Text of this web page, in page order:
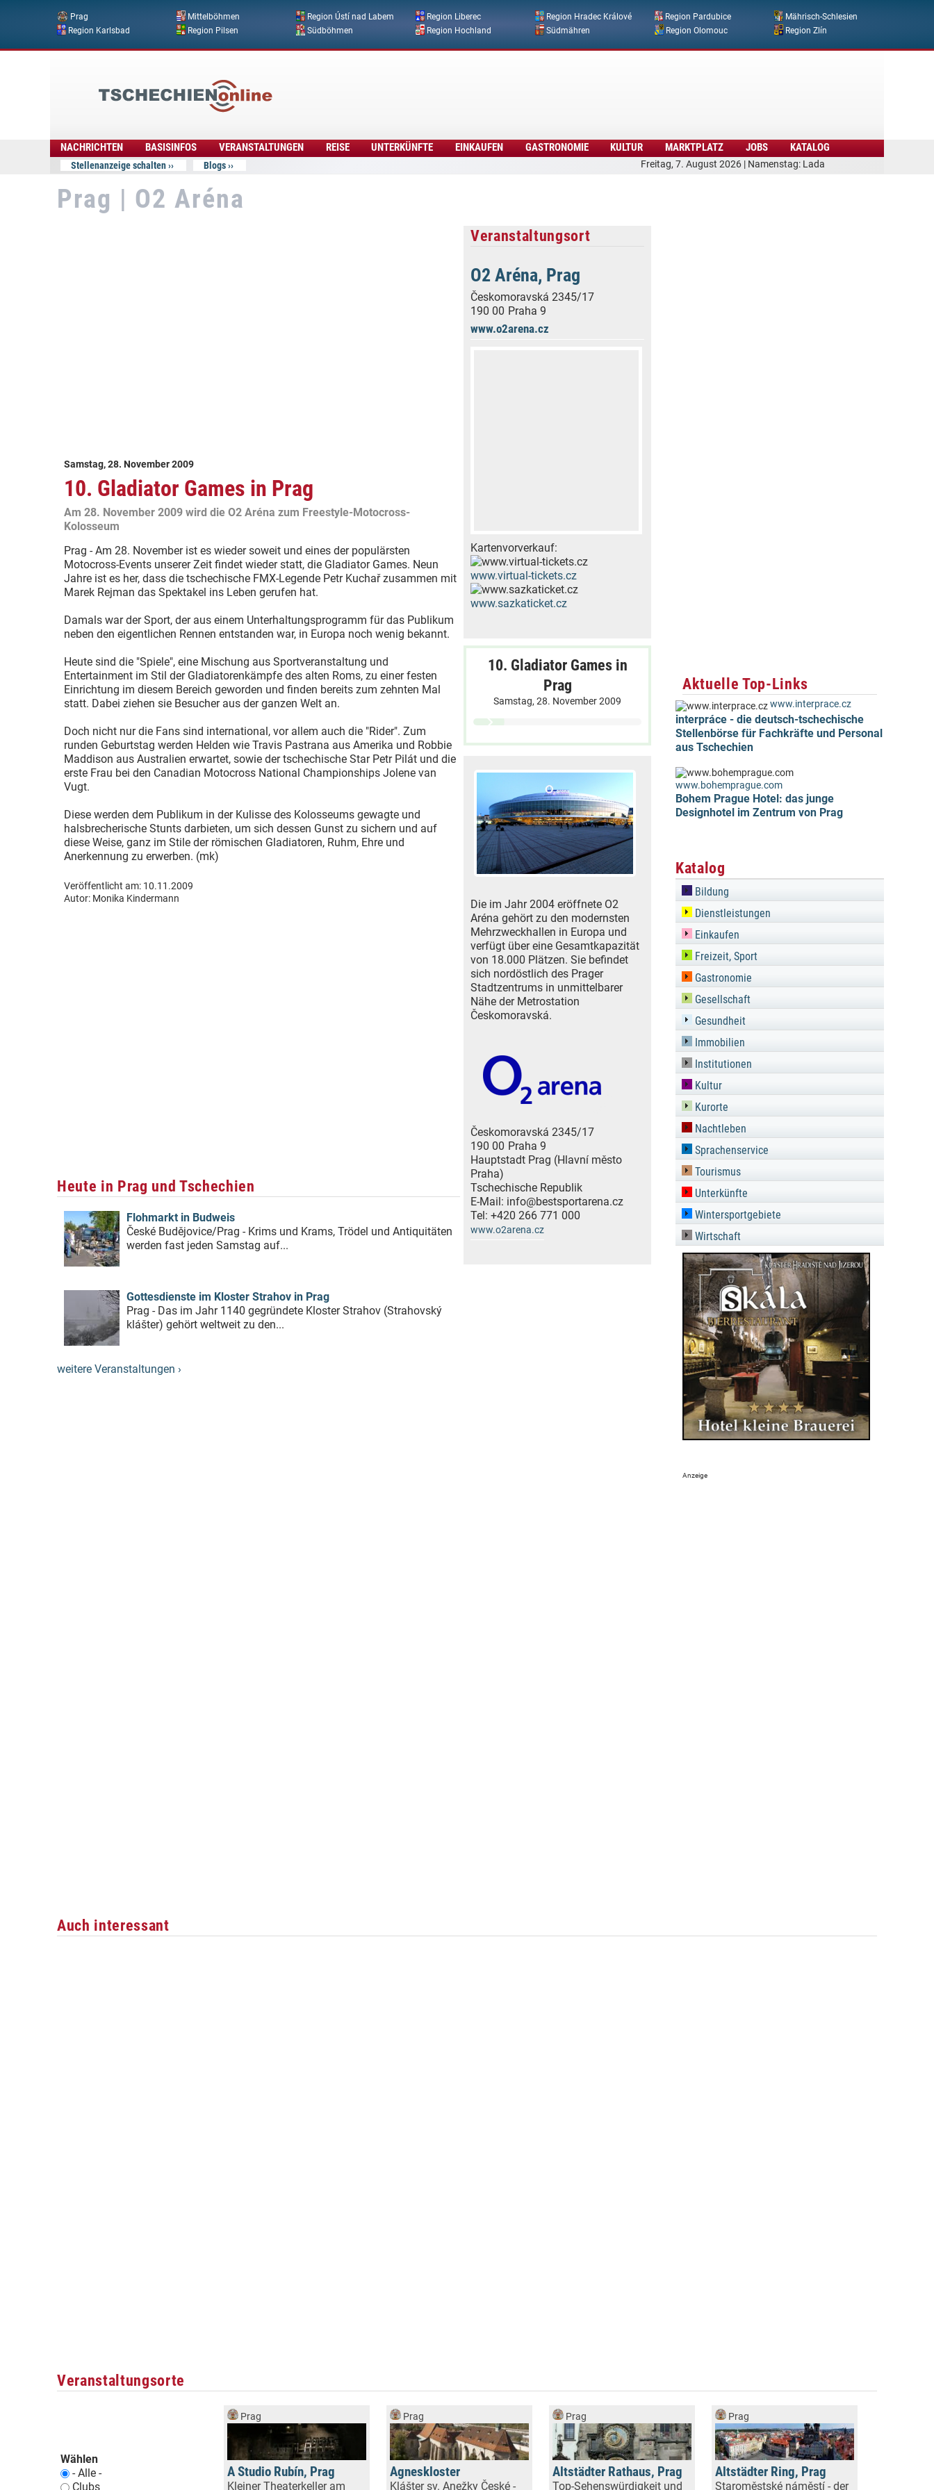
Direkt zum Inhalt
Prag Mittelböhmen Region Ústí nad Labem Region Liberec Region Hradec Králové Region Pardubice
Mährisch-Schlesien
Region Karlsbad
Region Pilsen Südböhmen Region Hochland Südmähren Region Olomouc Region Zlín
Freitag, 7. August 2026 | Namenstag: Lada
Online
NACHRICHTEN BASISINFOS VERANSTALTUNGEN REISE UNTERKÜNFTE EINKAUFEN GASTRONOMIE KULTUR MARKTPLATZ JOBS KATALOG
Stellenanzeige schalten Blogs
Prag | O2 Aréna
Samstag, 28. November 2009
10. Gladiator Games in Prag
Am 28. November 2009 wird die O2 Aréna zum Freestyle-Motocross-
Kolosseum
Prag - Am 28. November ist es wieder soweit und eines der populärsten
Motocross-Events unserer Zeit findet wieder statt, die Gladiator Games. Neun
Jahre ist es her, dass die tschechische FMX-Legende Petr Kuchař zusammen mit
Marek Rejman das Spektakel ins Leben gerufen hat.
Damals war der Sport, der aus einem Unterhaltungsprogramm für das Publikum
neben den eigentlichen Rennen entstanden war, in Europa noch wenig bekannt.
Heute sind die "Spiele", eine Mischung aus Sportveranstaltung und
Entertainment im Stil der Gladiatorenkämpfe des alten Roms, zu einer festen
Einrichtung im diesem Bereich geworden und finden bereits zum zehnten Mal
statt. Dabei ziehen sie Besucher aus der ganzen Welt an.
Doch nicht nur die Fans sind international, vor allem auch die "Rider". Zum
runden Geburtstag werden Helden wie Travis Pastrana aus Amerika und Robbie
Maddison aus Australien erwartet, sowie der tschechische Star Petr Pilát und die
erste Frau bei den Canadian Motocross National Championships Jolene van
Vugt.
Diese werden dem Publikum in der Kulisse des Kolosseums gewagte und
halsbrecherische Stunts darbieten, um sich dessen Gunst zu sichern und auf
diese Weise, ganz im Stile der römischen Gladiatoren, Ruhm, Ehre und
Anerkennung zu erwerben. (mk)
Veröffentlicht am: 10.11.2009
Autor: Monika Kindermann
Heute in Prag und Tschechien
Flohmarkt in Budweis
České Budějovice/Prag - Krims und Krams, Trödel und Antiquitäten
werden fast jeden Samstag auf...
Gottesdienste im Kloster Strahov in Prag
Prag - Das im Jahr 1140 gegründete Kloster Strahov (Strahovský
klášter) gehört weltweit zu den...
weitere Veranstaltungen ›
Veranstaltungsort
O2 Aréna, Prag
Českomoravská 2345/17
190 00 Praha 9
www.o2arena.cz
Kartenvorverkauf:
www.virtual-tickets.cz
www.sazkaticket.cz
10. Gladiator Games in
Prag
Samstag, 28. November 2009
Die im Jahr 2004 eröffnete O2
Aréna gehört zu den modernsten
Mehrzweckhallen in Europa und
verfügt über eine Gesamtkapazität
von 18.000 Plätzen. Sie befindet
sich nordöstlich des Prager
Stadtzentrums in unmittelbarer
Nähe der Metrostation
Českomoravská.
Českomoravská 2345/17
190 00 Praha 9
Hauptstadt Prag (Hlavní město
Praha)
Tschechische Republik
E-Mail: info@bestsportarena.cz
Tel: +420 266 771 000
www.o2arena.cz
Aktuelle Top-Links
www.interprace.cz
interpráce - die deutsch-tschechische
Stellenbörse für Fachkräfte und Personal
aus Tschechien
www.bohemprague.com
Bohem Prague Hotel: das junge
Designhotel im Zentrum von Prag
Katalog
Bildung
Dienstleistungen
Einkaufen
Freizeit, Sport
Gastronomie
Gesellschaft
Gesundheit
Immobilien
Institutionen
Kultur
Kurorte
Nachtleben
Sprachenservice
Tourismus
Unterkünfte
Wintersportgebiete
Wirtschaft
Auch interessant
Veranstaltungsorte
Wählen
- Alle -
Clubs
Prag
A Studio Rubín, Prag
Kleiner Theaterkeller am
Prag
Agneskloster
Klášter sv. Anežky České -
Prag
Altstädter Rathaus, Prag
Top-Sehenswürdigkeit und
Prag
Altstädter Ring, Prag
Staroměstské náměstí - der